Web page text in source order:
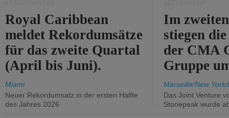
Royal Caribbean
meldet Rekordumsätze
für das zweite Quartal
(April bis Juni).
Miami
Neuer Rekordumsatz in der ersten Hälfte
des Jahres 2026
Im
stiegen
der CMA
Gruppe
Marseille/New
Das Joint Venture
Stonepeak wurde